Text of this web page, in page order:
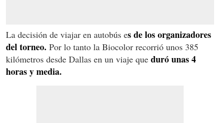
La decisión de viajar en autobús es de los organizadores
del torneo. Por lo tanto la Biocolor recorrió unos 385
kilómetros desde Dallas en un viaje que duró unas 4
horas y media.